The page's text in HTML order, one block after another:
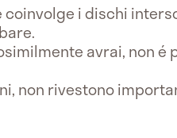
coinvolge i dischi
avrai, non
non rivestono